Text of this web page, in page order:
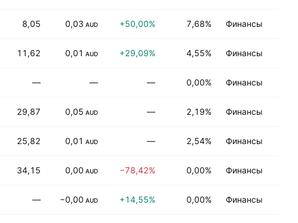
8,05 0,03 AUD +50,00% 7,68% Финансы
11,62 0,01 AUD +29,09% 4,55% Финансы
— — — 0,00% Финансы
29,87 0,05 AUD — 2,19% Финансы
25,82 0,01 AUD — 2,54% Финансы
34,15 0,00 AUD −78,42% 0,00% Финансы
— −0,00 AUD +14,55% 0,00% Финансы